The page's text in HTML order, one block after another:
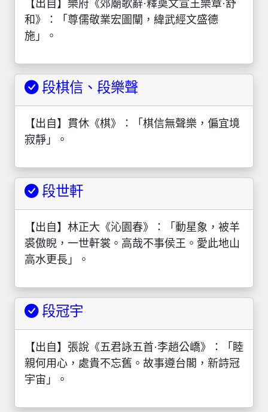
【出自】樂府《郊廟歌辭·釋奠文宣王樂章·舒
和》：「尊儒敬業宏圖闡，緯武經文盛德
施」。
段棋信、段樂聲
【出自】貫休《棋》：「棋信無聲樂，偏宜境
寂靜」。
段世軒
【出自】林正大《沁園春》：「動星象，被羊
裘傲睨，一世軒裳。高哉不事侯王。愛此地山
高水更長」。
段冠宇
【出自】張說《五君詠五首·李趙公嶠》：「睦
親何用心，處貴不忘舊。故事遵台閣，新詩冠
宇宙」。